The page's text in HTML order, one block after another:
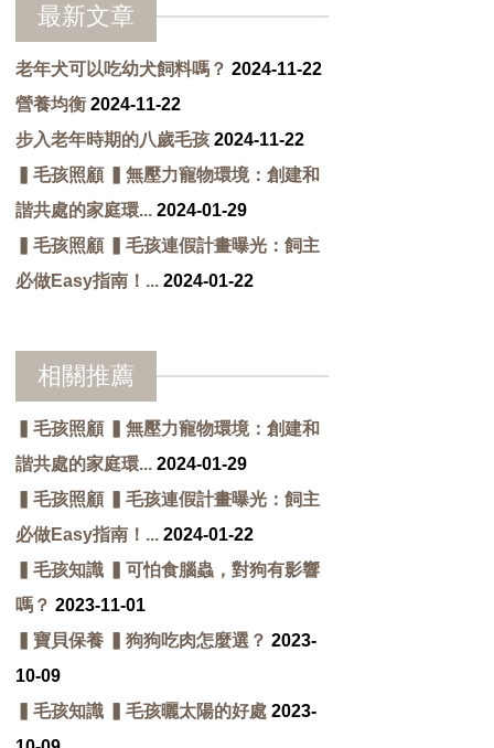
最新文章
老年犬可以吃幼犬飼料嗎？ 2024-11-22
營養均衡 2024-11-22
步入老年時期的八歲毛孩 2024-11-22
▍毛孩照顧 ▍無壓力寵物環境：創建和
諧共處的家庭環... 2024-01-29
▍毛孩照顧 ▍毛孩連假計畫曝光：飼主
必做Easy指南！... 2024-01-22
相關推薦
▍毛孩照顧 ▍無壓力寵物環境：創建和
諧共處的家庭環... 2024-01-29
▍毛孩照顧 ▍毛孩連假計畫曝光：飼主
必做Easy指南！... 2024-01-22
▍毛孩知識 ▍可怕食腦蟲，對狗有影響
嗎？ 2023-11-01
▍寶貝保養 ▍狗狗吃肉怎麼選？ 2023-
10-09
▍毛孩知識 ▍毛孩曬太陽的好處 2023-